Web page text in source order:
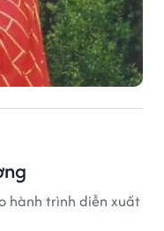
hành trình diễn xuất